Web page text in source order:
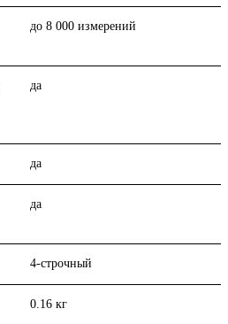
до 8 000 измерений
да
да
да
4-строчный
0.16 кг